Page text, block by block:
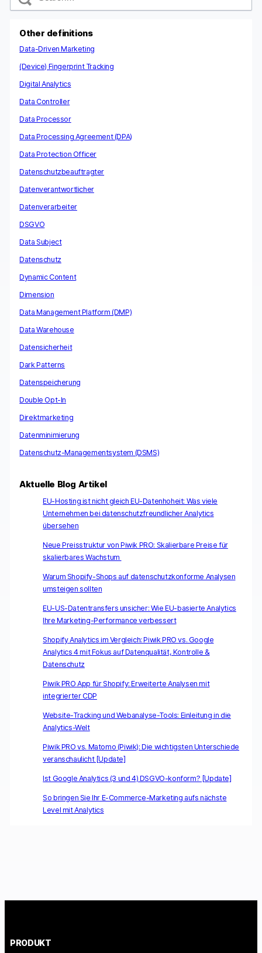
Other definitions
Data-Driven Marketing
(Device) Fingerprint Tracking
Digital Analytics
Data Controller
Data Processor
Data Processing Agreement (DPA)
Data Protection Officer
Datenschutzbeauftragter
Datenverantwortlicher
Datenverarbeiter
DSGVO
Data Subject
Datenschutz
Dynamic Content
Dimension
Data Management Platform (DMP)
Data Warehouse
Datensicherheit
Dark Patterns
Datenspeicherung
Double Opt-In
Direktmarketing
Datenminimierung
Datenschutz-Managementsystem (DSMS)
Aktuelle Blog Artikel
EU-Hosting ist nicht gleich EU-Datenhoheit: Was viele
Unternehmen bei datenschutzfreundlicher Analytics
übersehen
Neue Preisstruktur von Piwik PRO: Skalierbare Preise für
skalierbares Wachstum
Warum Shopify-Shops auf datenschutzkonforme Analysen
umsteigen sollten
EU-US-Datentransfers unsicher: Wie EU-basierte Analytics
Ihre Marketing-Performance verbessert
Shopify Analytics im Vergleich: Piwik PRO vs. Google
Analytics 4 mit Fokus auf Datenqualität, Kontrolle &
Datenschutz
Piwik PRO App für Shopify: Erweiterte Analysen mit
integrierter CDP
Website-Tracking und Webanalyse-Tools: Einleitung in die
Analytics-Welt
Piwik PRO vs. Matomo (Piwik): Die wichtigsten Unterschiede
veranschaulicht [Update]
Ist Google Analytics (3 und 4) DSGVO-konform? [Update]
So bringen Sie Ihr E-Commerce-Marketing aufs nächste
Level mit Analytics
PRODUKT